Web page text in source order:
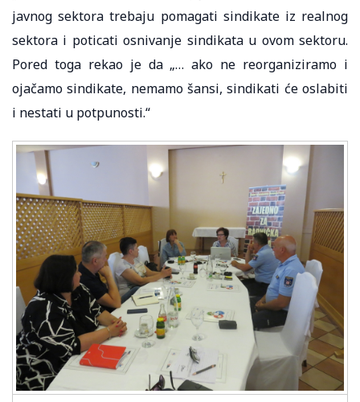
javnog sektora trebaju pomagati sindikate iz realnog
sektora i poticati osnivanje sindikata u ovom sektoru.
Pored toga rekao je da „… ako ne reorganiziramo i
ojačamo sindikate, nemamo šansi, sindikati će oslabiti
i nestati u potpunosti.“